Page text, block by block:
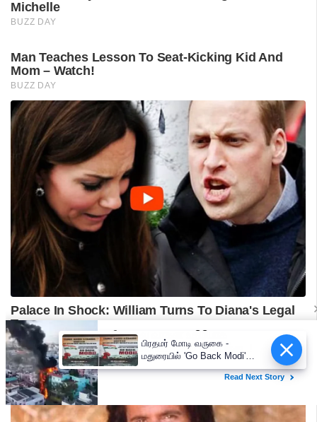
பிரதமர் மோடி வருகை -
மதுரையில் 'Go Back Modi'
போஸ்டர்களால் பரபரப்பு!